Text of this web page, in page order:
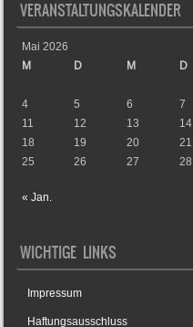
VERANSTALTUNGSKALENDER
Mai 2026
M
D M D
4
5 6 7
11
12 13 14
18
19 20 21
25
26 27 28
« Jan.
WICHTIGE LINKS
Impressum
Haftungsausschluss